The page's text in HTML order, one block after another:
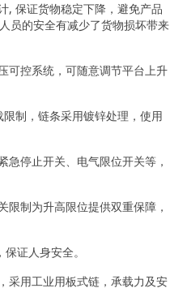
保证货物稳定下降，避免产品
员的安全有减少了货物损坏带来
控系统，可随意调节平台上升
制，链条采用镀锌处理，使用
停止开关、电气限位开关等，
制为升高限位提供双重保障，
证人身安全。
用工业用板式链，承载力及安